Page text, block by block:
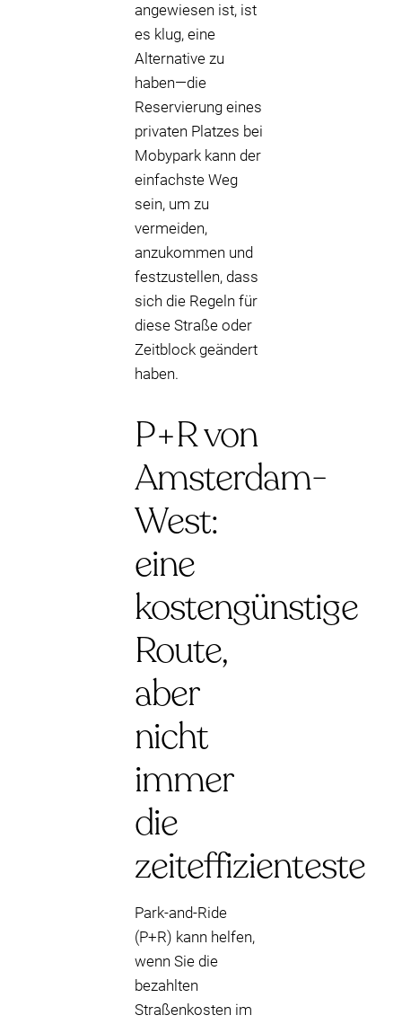
angewiesen ist, ist
es klug, eine
Alternative zu
haben—die
Reservierung eines
privaten Platzes bei
Mobypark kann der
einfachste Weg
sein, um zu
vermeiden,
anzukommen und
festzustellen, dass
sich die Regeln für
diese Straße oder
Zeitblock geändert
haben.
P+R von
Amsterdam-
West:
eine
kostengünstige
Route,
aber
nicht
immer
die
zeiteffizienteste
Park-and-Ride
(P+R) kann helfen,
wenn Sie die
bezahlten
Straßenkosten im